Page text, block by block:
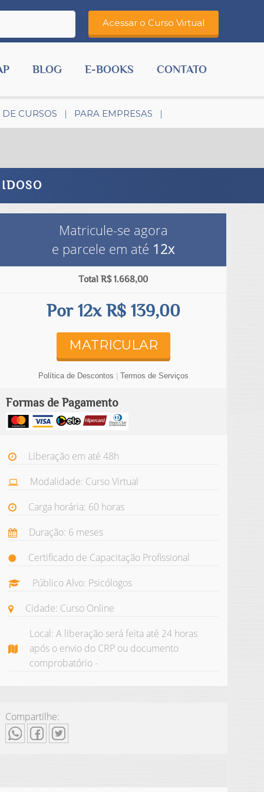
BLOG E-BOOKS CONTATO
CURSOS PARA EMPRESAS
Matricule-se agora
e parcele em até 12x
Total R$ 1.668,00
Por 12x R$ 139,00
MATRICULAR
Política de Descontos Termos de Serviços
Formas de Pagamento
Liberação em até 48h
Modalidade: Curso Virtual
Carga horária: 60 horas
Duração: 6 meses
Certificado de Capacitação Profissional
Público Alvo: Psicólogos
Cidade: Curso Online
Local: A liberação será feita até 24 horas
após o envio do CRP ou documento
comprobatório -
Compartilhe: